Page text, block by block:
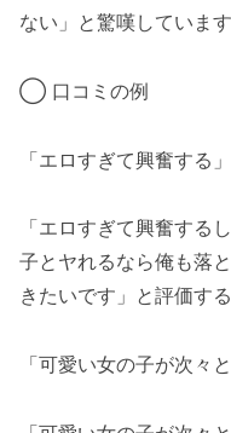
ない」と驚嘆しています
◯ 口コミの例
「エロすぎて興奮する」
「エロすぎて興奮する
子とヤれるなら俺も落
きたいです」と評価す
「可愛い女の子が次々